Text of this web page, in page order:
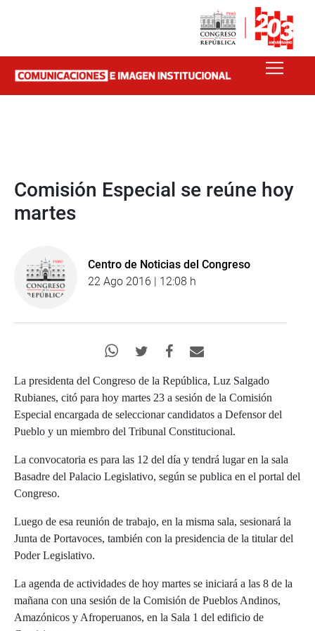
Comisión Especial se reúne hoy
martes
Centro de Noticias del Congreso
22 Ago 2016 | 12:08 h
La presidenta del Congreso de la República, Luz Salgado
Rubianes, citó para hoy martes 23 a sesión de la Comisión
Especial encargada de seleccionar candidatos a Defensor del
Pueblo y un miembro del Tribunal Constitucional.
La convocatoria es para las 12 del día y tendrá lugar en la sala
Basadre del Palacio Legislativo, según se publica en el portal del
Congreso.
Luego de esa reunión de trabajo, en la misma sala, sesionará la
Junta de Portavoces, también con la presidencia de la titular del
Poder Legislativo.
La agenda de actividades de hoy martes se iniciará a las 8 de la
mañana con una sesión de la Comisión de Pueblos Andinos,
Amazónicos y Afroperuanos, en la Sala 1 del edificio de